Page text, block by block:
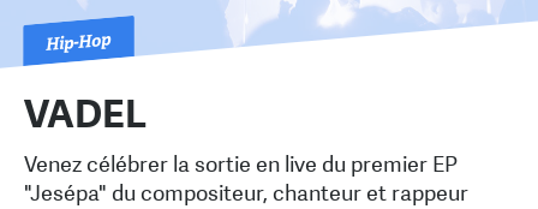
Hip-Hop
VADEL
Venez célébrer la sortie en live du premier EP
"Jesépa" du compositeur, chanteur et rappeur